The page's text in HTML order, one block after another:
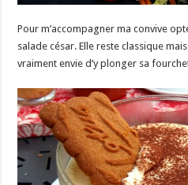
Pour m’accompagner ma convive
salade césar. Elle reste classique
vraiment envie d’y plonger sa